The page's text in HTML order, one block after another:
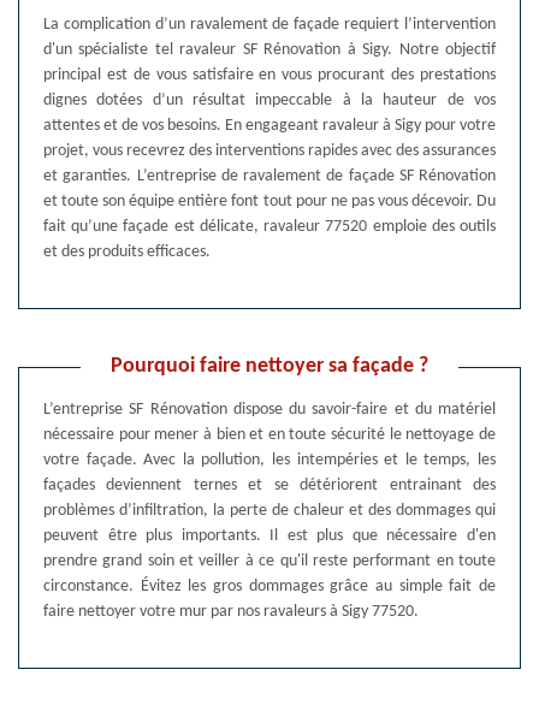
La complication d’un ravalement de façade requiert l’intervention
d'un spécialiste tel ravaleur SF Rénovation à Sigy. Notre objectif
principal est de vous satisfaire en vous procurant des prestations
dignes dotées d’un résultat impeccable à la hauteur de vos
attentes et de vos besoins. En engageant ravaleur à Sigy pour votre
projet, vous recevrez des interventions rapides avec des assurances
et garanties. L’entreprise de ravalement de façade SF Rénovation
et toute son équipe entière font tout pour ne pas vous décevoir. Du
fait qu’une façade est délicate, ravaleur 77520 emploie des outils
et des produits efficaces.
Pourquoi faire nettoyer sa façade ?
L’entreprise SF Rénovation dispose du savoir-faire et du matériel
nécessaire pour mener à bien et en toute sécurité le nettoyage de
votre façade. Avec la pollution, les intempéries et le temps, les
façades deviennent ternes et se détériorent entrainant des
problèmes d’infiltration, la perte de chaleur et des dommages qui
peuvent être plus importants. Il est plus que nécessaire d'en
prendre grand soin et veiller à ce qu'il reste performant en toute
circonstance. Évitez les gros dommages grâce au simple fait de
faire nettoyer votre mur par nos ravaleurs à Sigy 77520.